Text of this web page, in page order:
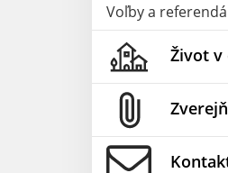
Voľby a referendá
Život v